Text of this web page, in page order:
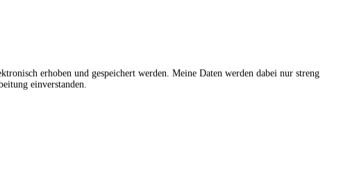
erhoben und gespeichert werden. Meine Daten werden dabei nur streng
einverstanden.